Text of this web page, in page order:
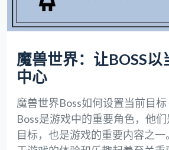
魔兽世界：让BOSS以
中心
魔兽世界Boss如何设置当前目标
Boss是游戏中的重要角色，他
目标，也是游戏的重要内容之